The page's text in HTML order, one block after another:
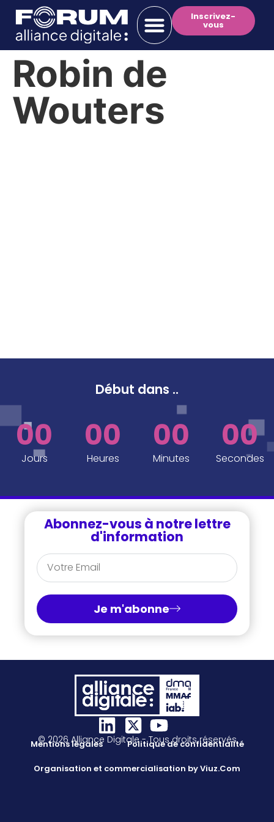
Inscrivez-
vous
Robin de
Wouters
Début dans ..
00
Jours
00
Heures
00
Minutes
00
Secondes
Abonnez-vous à notre lettre
d'information
Je m'abonne
© 2026 Alliance Digitale - Tous droits réservés
Mentions légales Politique de confidentialité
Organisation et commercialisation by Viuz.Com